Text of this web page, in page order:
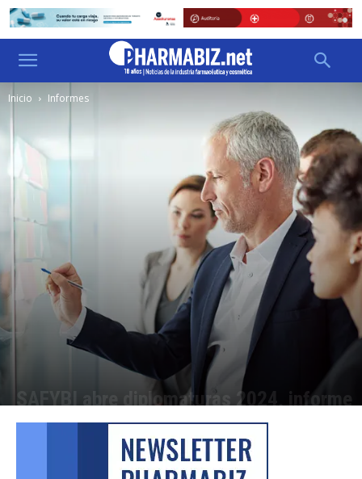
Inicio Informes
SAFYBI abre diplomaturas 2024, informe
Por Equipo de Redacción - 06/03/2024 16:45